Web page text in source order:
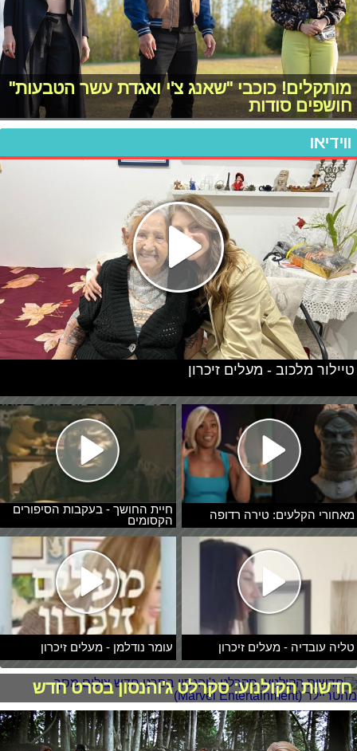
מותקלים! כוכבי "שאנג צ'י ואגדת עשר הטבעות"
חושפים סודות
ווידיאו
מאחורי הקלעים: טירה רדופה
חיית החושך - בעקבות הסיפורים
הקסומים
טליה עובדיה - מעלים זיכרון עומר נודלמן - מעלים זיכרון
טיילור מלכוב - מעלים זיכרון
חדשות הקולנוע: סקרלט ג'והנסון בסרט חדש